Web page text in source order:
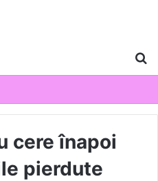
cere înapoi
pierdute